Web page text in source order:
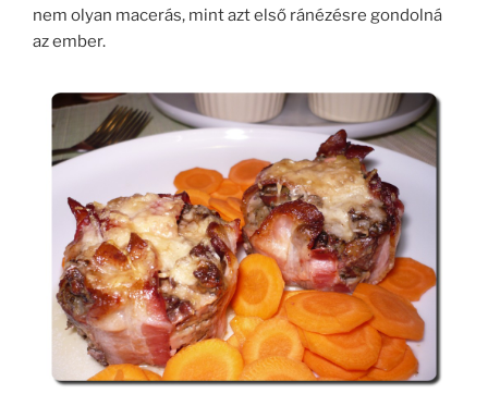
nem olyan macerás, mint azt első ránézésre gondolná
az ember.